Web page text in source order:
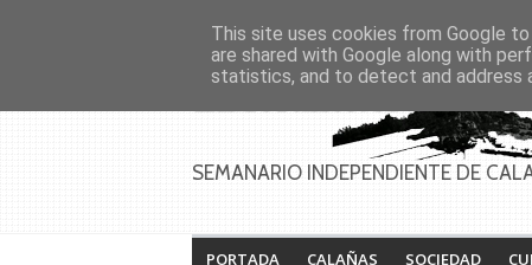
PAGINAS Inicio Contacto Anúnciate
SEMANARIO INDEPENDIENTE DE
Feria de Calañas
Festival de la lucha
contra el cáncer 2026
PORTADA CALAÑAS SOCIEDAD
This site uses cookies from Google
are shared with Google along with
statistics, and to detect and address